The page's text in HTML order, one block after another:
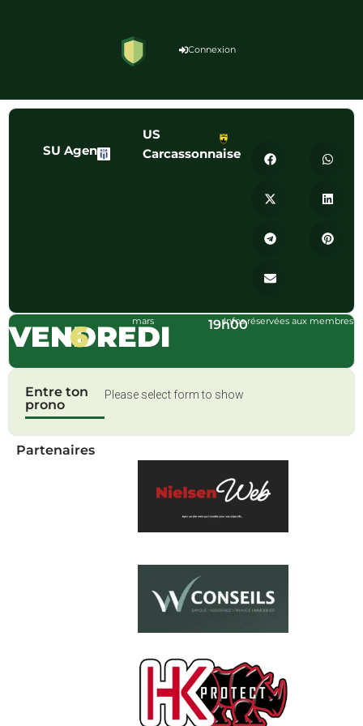
Connexion
SU Agen
US
Carcassonnaise
VENDREDI
6 mars 19h00
Infos réservées aux membres
Entre ton
prono
Please select form to show
Partenaires